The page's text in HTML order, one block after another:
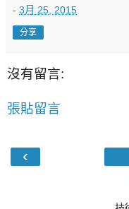
- 3月 25, 2015
分享
沒有留言:
張貼留言
‹